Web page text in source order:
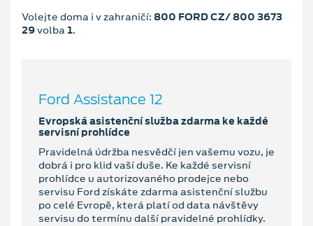
Volejte doma i v zahraničí: 800 FORD CZ/ 800 3673
29volba 1.
Ford Assistance 12
Evropská asistenční služba zdarma ke každé
servisní prohlídce
Pravidelná údržba nesvědčí jen vašemu vozu, je
dobrá i pro klid vaší duše. Ke každé servisní
prohlídce u autorizovaného prodejce nebo
servisu Ford získáte zdarma asistenční službu
po celé Evropě, která platí od data návštěvy
servisu do termínu další pravidelné prohlídky.